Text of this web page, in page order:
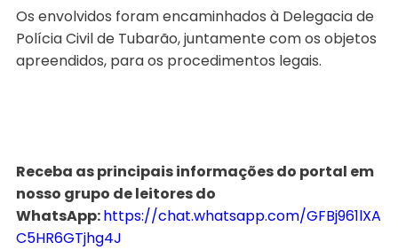
Os envolvidos foram encaminhados à Delegacia de
Polícia Civil de Tubarão, juntamente com os objetos
apreendidos, para os procedimentos legais.
Receba as principais informações do portal em
nosso grupo de leitores do
WhatsApp:https://chat.whatsapp.com/GFBj961lXA
C5HR6GTjhg4J